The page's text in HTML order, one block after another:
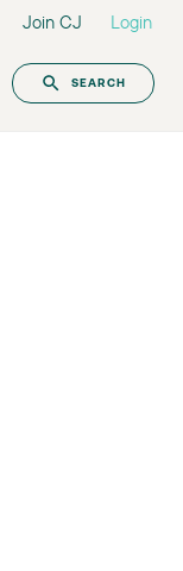
Join CJ Login
SEARCH